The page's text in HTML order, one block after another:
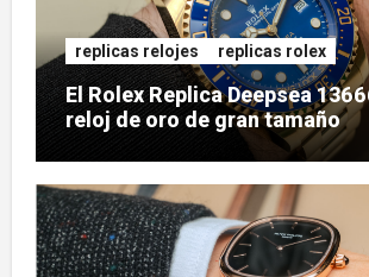
replicas relojes replicas rolex
El Rolex Replica Deepsea
reloj de oro de gran tamaño